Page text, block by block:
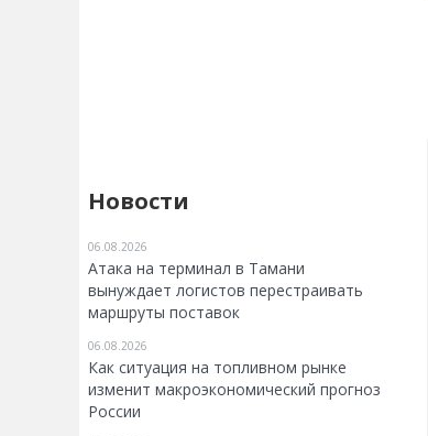
Новости
06.08.2026
Атака на терминал в Тамани
вынуждает логистов перестраивать
маршруты поставок
06.08.2026
Как ситуация на топливном рынке
изменит макроэкономический прогноз
России